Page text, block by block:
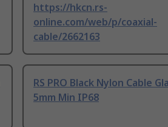
https://hkcn.rs-
online.com/web/p/coaxial-
cable/2662163
RS PRO Black Nylon Cable
5mm Min IP68